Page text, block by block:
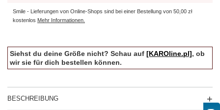
Smile - Lieferungen von Online-Shops sind bei einer Bestellung von 50,00 zł
kostenlos Mehr Informationen.
Siehst du deine Größe nicht? Schau auf [KAROline.pl], ob
wir sie für dich bestellen können.
BESCHREIBUNG